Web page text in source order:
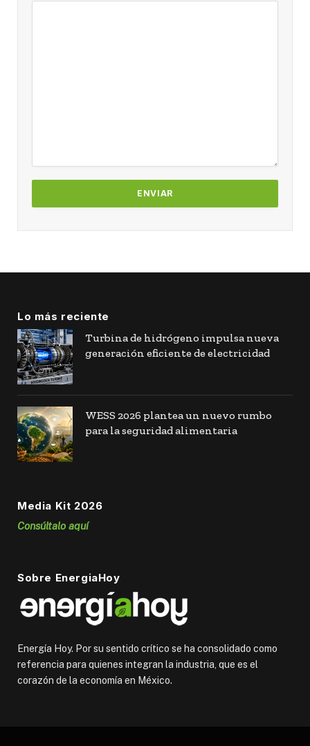
Lo más reciente
Turbina de hidrógeno impulsa nueva
generación eficiente de electricidad
WESS 2026 plantea un nuevo rumbo
para la seguridad alimentaria
Media Kit 2026
Consúltalo aquí
Sobre EnergiaHoy
Energía Hoy. Por su sentido crítico se ha consolidado como
referencia para quienes integran la industria, que es el
corazón de la economía en México.